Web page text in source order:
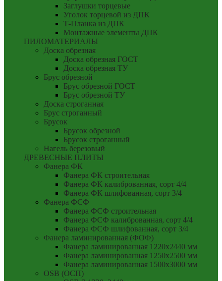
Заглушки торцевые
Уголок торцевой из ДПК
Т-Планка из ДПК
Монтажные элементы ДПК
ПИЛОМАТЕРИАЛЫ
Доска обрезная
Доска обрезная ГОСТ
Доска обрезная ТУ
Брус обрезной
Брус обрезной ГОСТ
Брус обрезной ТУ
Доска строганная
Брус строганный
Брусок
Брусок обрезной
Брусок строганный
Нагель березовый
ДРЕВЕСНЫЕ ПЛИТЫ
Фанера ФК
Фанера ФК строительная
Фанера ФК калиброванная, сорт 4/4
Фанера ФК шлифованная, сорт 3/4
Фанера ФСФ
Фанера ФСФ строительная
Фанера ФСФ калиброванная, сорт 4/4
Фанера ФСФ шлифованная, сорт 3/4
Фанера ламинированная (ФОФ)
Фанера ламинированная 1220x2440 мм
Фанера ламинированная 1250x2500 мм
Фанера ламинированная 1500x3000 мм
OSB (ОСП)